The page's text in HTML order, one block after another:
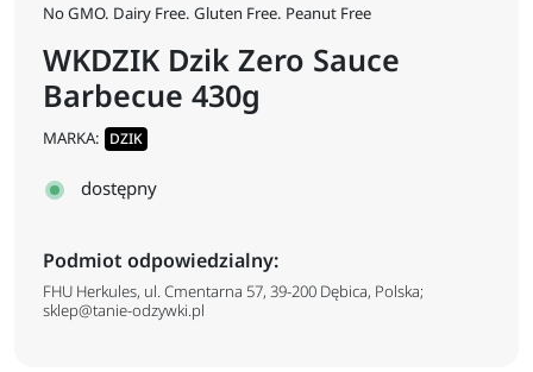
No GMO. Dairy Free. Gluten Free. Peanut Free
WKDZIK Dzik Zero Sauce
Barbecue 430g
MARKA: DZIK
dostępny
Podmiot odpowiedzialny:
FHU Herkules, ul. Cmentarna 57, 39-200 Dębica, Polska;
sklep@tanie-odzywki.pl